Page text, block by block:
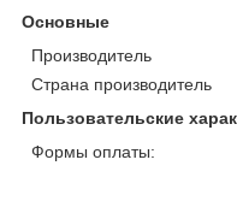
Основные
Производитель
Страна производитель
Пользовательские
Формы оплаты: